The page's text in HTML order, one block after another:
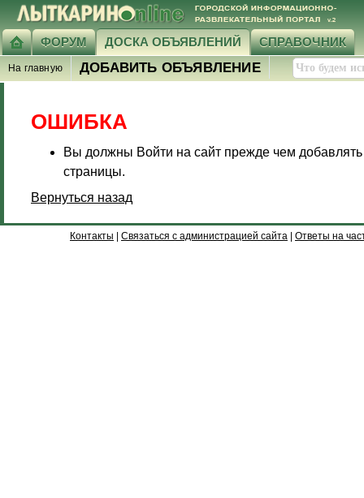
ФОРУМ ДОСКА ОБЪЯВЛЕНИЙ СПРАВОЧНИК
На главную ДОБАВИТЬ ОБЪЯВЛЕНИЕ
ОШИБКА
Вы должны Войти на сайт прежде чем
страницы.
Вернуться назад
Контакты Связаться с администрацией сайта Ответы на